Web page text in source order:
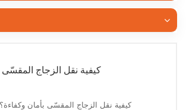
كيفية نقل الزجاج المقسّى
كيفية نقل الزجاج المقسّى بأمان